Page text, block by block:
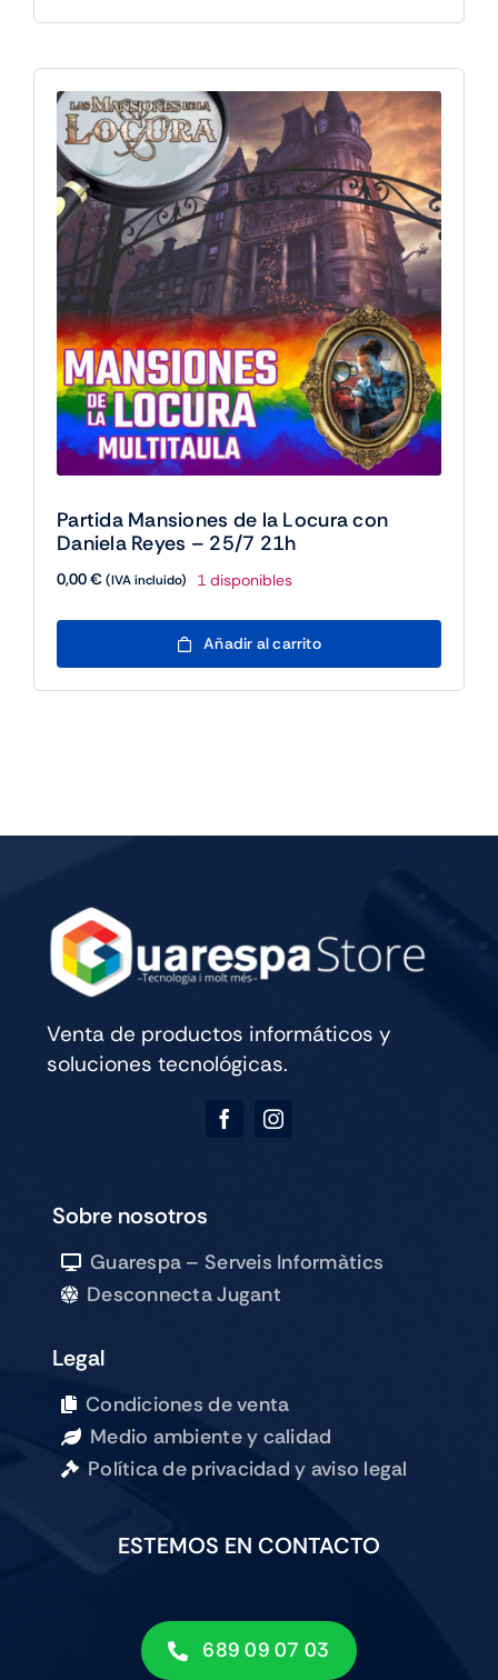
tiene
variantes.
Las
opciones
se
pueden
elegir
en
la
página
de
producto
Partida Mansiones de la Locura con
Daniela Reyes – 25/7 21h
0,00€(IVA incluido) 1 disponibles
Partida
Mansiones
Reyes
cantidad
Añadir al carrito
Venta de productos informáticos y
soluciones tecnológicas.
Sobre nosotros
Guarespa – Serveis Informàtics
Desconnecta Jugant
Legal
Condiciones de venta
Medio ambiente y calidad
Política de privacidad y aviso legal
ESTEMOS EN CONTACTO
689 09 07 03